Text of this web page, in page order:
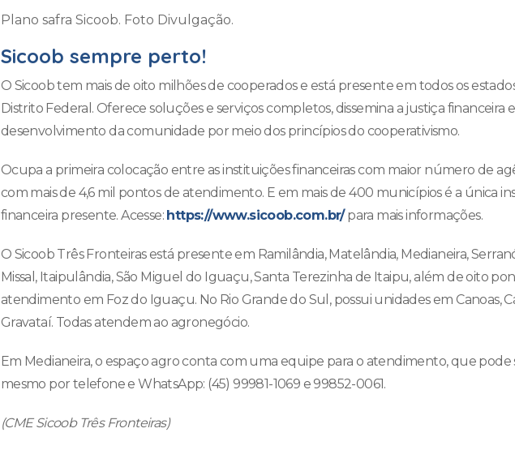
Plano safra Sicoob. Foto Divulgação.
Sicoob sempre perto!
O Sicoob tem mais de oito milhões de cooperados e está presente em todos os
Distrito Federal. Oferece soluções e serviços completos, dissemina a justiça financeira
desenvolvimento da comunidade por meio dos princípios do cooperativismo.
Ocupa a primeira colocação entre as instituições financeiras com maior número de
com mais de 4,6 mil pontos de atendimento. E em mais de 400 municípios é a única
financeira presente. Acesse: https://www.sicoob.com.br/para mais informações.
O Sicoob Três Fronteiras está presente em Ramilândia, Matelândia, Medianeira,
Missal, Itaipulândia, São Miguel do Iguaçu, Santa Terezinha de Itaipu, além de oito
atendimento em Foz do Iguaçu. No Rio Grande do Sul, possui unidades em Canoas,
Gravataí. Todas atendem ao agronegócio.
Em Medianeira, o espaço agro conta com uma equipe para o atendimento, que pode
mesmo por telefone e WhatsApp: (45) 99981-1069 e 99852-0061.
(CME Sicoob Três Fronteiras)